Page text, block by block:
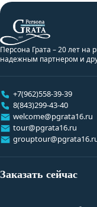
Персона Грата – 20 лет
надежным партнером и
+7(962)558-39-39
8(843)299-43-40
welcome@pgrata16.ru
tour@pgrata16.ru
Заказать сейчас